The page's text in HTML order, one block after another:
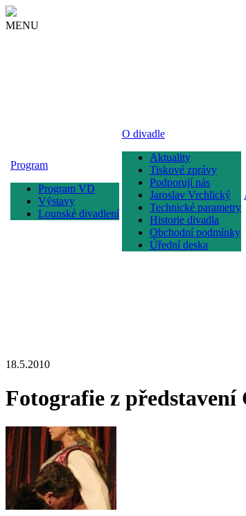
MENU
Program
Program VD
Výstavy
Lounské divadlení
O divadle
Aktuality
Tiskové zprávy
Podporují nás
Jaroslav Vrchlický
Technické parametry
Historie divadla
Obchodní podmínky
Úřední deska
18.5.2010
Fotografie z